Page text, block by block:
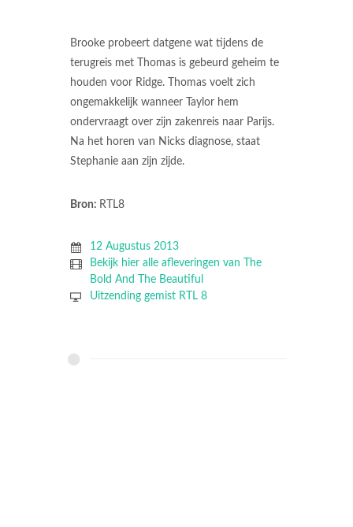
Brooke probeert datgene wat tijdens de
terugreis met Thomas is gebeurd geheim te
houden voor Ridge. Thomas voelt zich
ongemakkelijk wanneer Taylor hem
ondervraagt over zijn zakenreis naar Parijs.
Na het horen van Nicks diagnose, staat
Stephanie aan zijn zijde.
Bron: RTL8
12 Augustus 2013
Bekijk hier alle afleveringen van The
Bold And The Beautiful
Uitzending gemist RTL 8